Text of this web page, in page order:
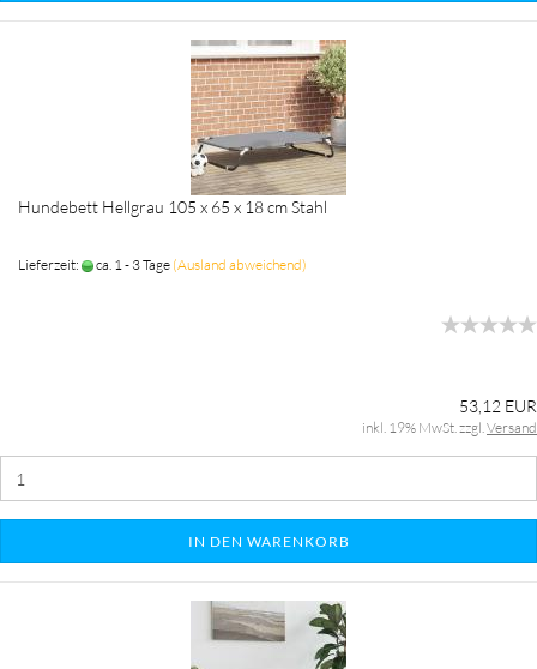
Hundebett Hellgrau 105 x 65 x 18 cm Stahl
Lieferzeit: ca. 1 - 3 Tage (Ausland abweichend)
53,12 EUR
inkl. 19% MwSt. zzgl.Versand
IN DEN WARENKORB